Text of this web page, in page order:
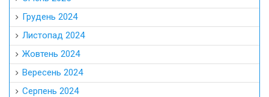
Грудень 2024
Листопад 2024
Жовтень 2024
Вересень 2024
Серпень 2024